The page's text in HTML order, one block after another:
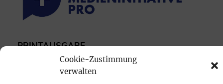
Cookie-Zustimmung
verwalten
PRINTAUSGABE
Mediadaten